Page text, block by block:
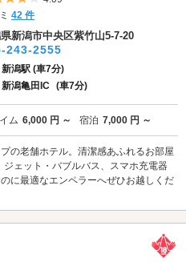
42 件
新潟市中央区紫竹山5-7-20
243-2555
新潟駅 (車7分)
新潟亀田IC (車7分)
ム 6,000 円 ～ 宿泊 7,000 円 ～
の老舗ホテル。清潔感あふれるお部屋
ェット・バブルバス、スマホ充電器
に最適なエンペラーへぜひお越しくだ